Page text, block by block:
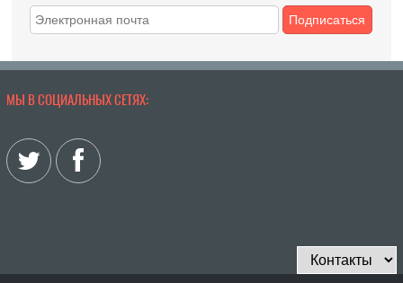
Подписаться
МЫ В СОЦИАЛЬНЫХ СЕТЯХ: